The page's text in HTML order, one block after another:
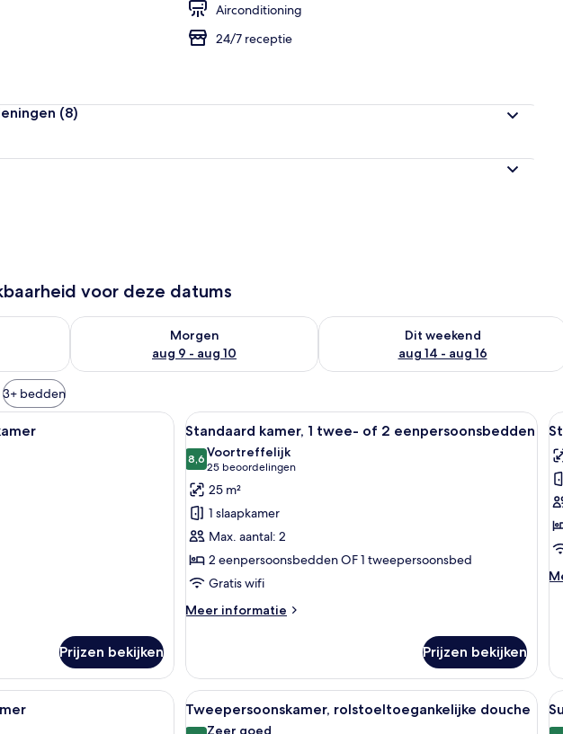
Airconditioning
24/7 receptie
(8)
voor deze datums
voor vanavond aug 8 - aug 9
Morgen
aug 9 - aug 10
De beschikbaarheid controleren voor morgen aug 9 - aug 10
Dit weekend
aug 14 - aug 16
De beschikbaarheid controleren voor
3+ bedden
Een hotelkamer met een groot bed, een bureau, een stoel en uitzicht op het landschap.
Prijzen bekijken
Alle
foto's
voor
Standaard
kamer,
twee-
of
2
eenpersoonsbedden
Een hotelkamer met twee bedden,
6
Standaard kamer, 1 twee- of 2 eenpersoonsbedden
8,68,6 van 10
Voortreffelijk
25 beoordelingen
(25
beoordelingen)
25 m²
1 slaapkamer
Max. aantal: 2
2 eenpersoonsbedden OF 1 tweepersoonsbed
Gratis wifi
Meer informatie
Meer
kamer,
twee-
Prijzen bekijken
Alle
foto's
Een moderne hotelkamer met een
7
Tweepersoonskamer, rolstoeltoegankelijke douche
Zeer goed